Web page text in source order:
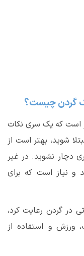
گردن چیست؟
است که یک سری نکات
شوید، بهتر است از
دچار نشوید. در غیر
و نیاز است که برای
در گردن رعایت کرد،
ورزش و استفاده از